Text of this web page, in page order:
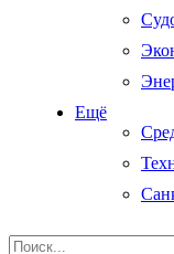
Ещё